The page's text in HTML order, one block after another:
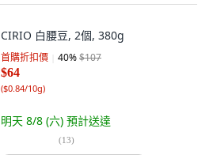
CIRIO 白腰豆, 2個, 380g
首購折扣價 40%$107
$64
($0.84/10g)
明天 8/8 (六) 預計送達
(13)